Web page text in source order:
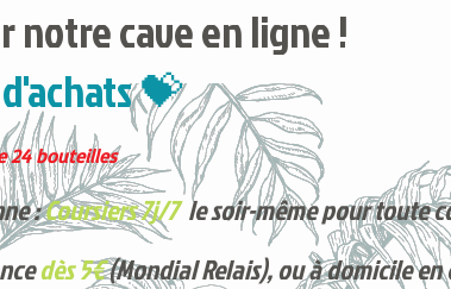
notre cave en ligne !
💝
24 bouteilles
:Coursiers 7j/7le soir-même pour toute
dès 5€(Mondial Relais), ou à domicile